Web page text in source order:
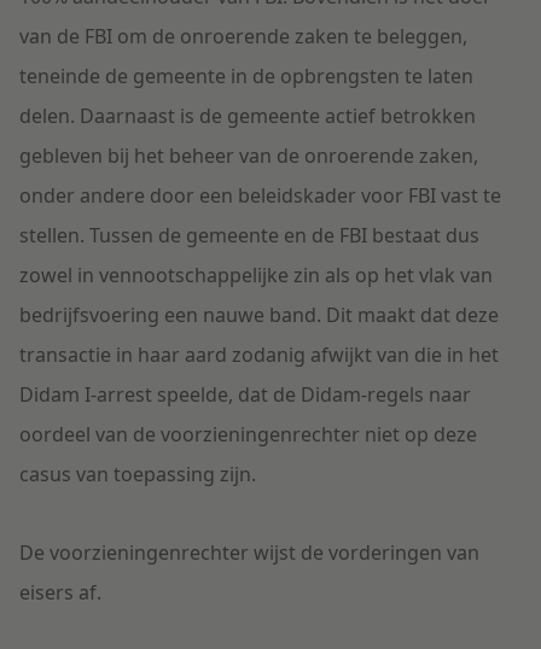
van de FBI om de onroerende zaken te beleggen,
teneinde de gemeente in de opbrengsten te laten
delen. Daarnaast is de gemeente actief betrokken
gebleven bij het beheer van de onroerende zaken,
onder andere door een beleidskader voor FBI vast te
stellen. Tussen de gemeente en de FBI bestaat dus
zowel in vennootschappelijke zin als op het vlak van
bedrijfsvoering een nauwe band. Dit maakt dat deze
transactie in haar aard zodanig afwijkt van die in het
Didam I-arrest speelde, dat de Didam-regels naar
oordeel van de voorzieningenrechter niet op deze
casus van toepassing zijn.
De voorzieningenrechter wijst de vorderingen van
eisers af.